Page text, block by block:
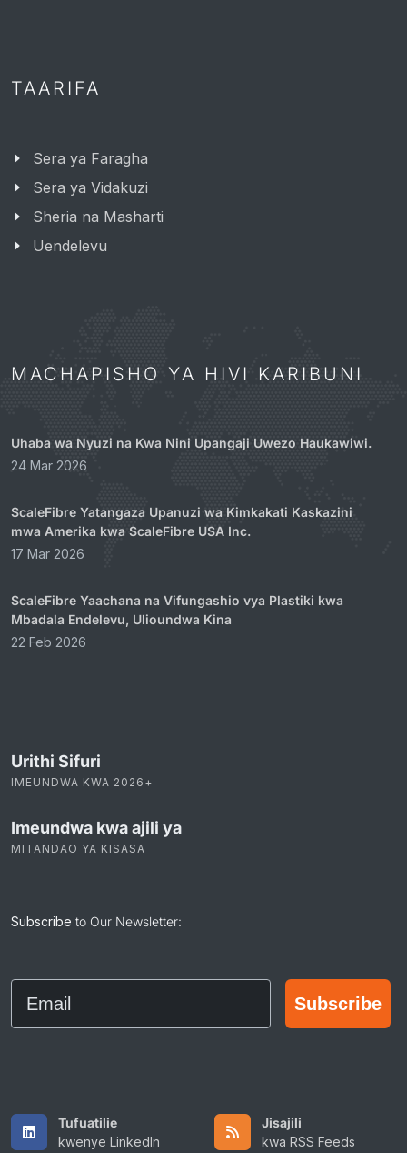
TAARIFA
Sera ya Faragha
Sera ya Vidakuzi
Sheria na Masharti
Uendelevu
MACHAPISHO YA HIVI KARIBUNI
Uhaba wa Nyuzi na Kwa Nini Upangaji Uwezo Haukawiwi.
24 Mar 2026
ScaleFibre Yatangaza Upanuzi wa Kimkakati Kaskazini
mwa Amerika kwa ScaleFibre USA Inc.
17 Mar 2026
ScaleFibre Yaachana na Vifungashio vya Plastiki kwa
Mbadala Endelevu, Ulioundwa Kina
22 Feb 2026
Urithi Sifuri
IMEUNDWA KWA 2026+
Imeundwa kwa ajili ya
MITANDAO YA KISASA
Subscribe to Our Newsletter:
Email
Subscribe
Tufuatilie
kwenye LinkedIn
Jisajili
kwa RSS Feeds